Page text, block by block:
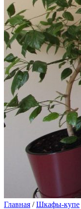
Главная /Шкафы-купе